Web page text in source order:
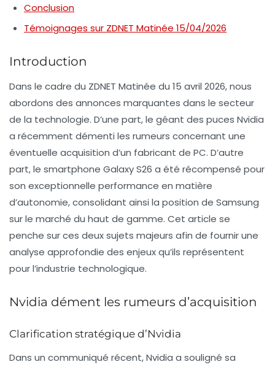
Conclusion
Témoignages sur ZDNET Matinée 15/04/2026
Introduction
Dans le cadre du ZDNET Matinée du 15 avril 2026, nous
abordons des annonces marquantes dans le secteur
de la technologie. D’une part, le géant des puces Nvidia
a récemment démenti les rumeurs concernant une
éventuelle acquisition d’un fabricant de PC. D’autre
part, le smartphone Galaxy S26 a été récompensé pour
son exceptionnelle performance en matière
d’autonomie, consolidant ainsi la position de Samsung
sur le marché du haut de gamme. Cet article se
penche sur ces deux sujets majeurs afin de fournir une
analyse approfondie des enjeux qu’ils représentent
pour l’industrie technologique.
Nvidia dément les rumeurs d’acquisition
Clarification stratégique d’Nvidia
Dans un communiqué récent,Nvidia a souligné sa